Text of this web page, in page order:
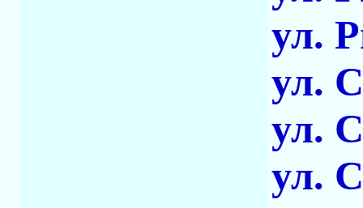
ул.
ул.
ул.
ул.